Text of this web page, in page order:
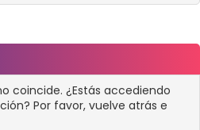
coincide. ¿Estás accediendo
Por favor, vuelve atrás e